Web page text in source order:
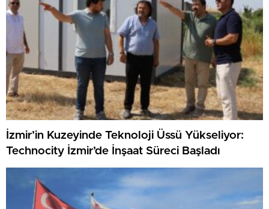
İzmir’in Kuzeyinde Teknoloji Üssü Yükseliyor:
Technocity İzmir’de İnşaat Süreci Başladı